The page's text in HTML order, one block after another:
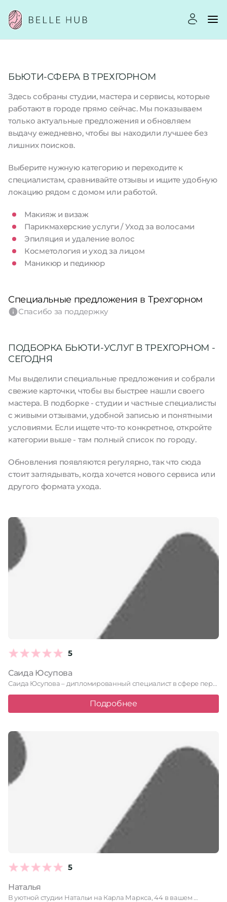
БЬЮТИ-СФЕРА В ТРЕХГОРНОМ
Здесь собраны студии, мастера и сервисы, которые
работают в городе прямо сейчас. Мы показываем
только актуальные предложения и обновляем
выдачу ежедневно, чтобы вы находили лучшее без
лишних поисков.
Выберите нужную категорию и переходите к
специалистам, сравнивайте отзывы и ищите удобную
локацию рядом с домом или работой.
Макияж и визаж
Парикмахерские услуги / Уход за волосами
Эпиляция и удаление волос
Косметология и уход за лицом
Маникюр и педикюр
Специальные предложения в Трехгорном
Спасибо за поддержку
ПОДБОРКА БЬЮТИ-УСЛУГ В ТРЕХГОРНОМ -
СЕГОДНЯ
Мы выделили специальные предложения и собрали
свежие карточки, чтобы вы быстрее нашли своего
мастера. В подборке - студии и частные специалисты
с живыми отзывами, удобной записью и понятными
условиями. Если ищете что-то конкретное, откройте
категории выше - там полный список по городу.
Обновления появляются регулярно, так что сюда
стоит заглядывать, когда хочется нового сервиса или
другого формата ухода.
5
Саида Юсупова
Саида Юсупова – дипломированный специалист в сфере перманентного макияжа и …
Подробнее
5
Наталья
В уютной студии Натальи на Карла Маркса, 44 в вашем …